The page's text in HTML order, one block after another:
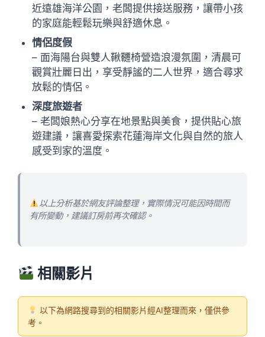
近遠雄海洋公園，老闆提供接送服務，讓帶小孩
的家庭能輕鬆玩樂與舒適休息。
情侶度假
– 面海陽台與雙人鞦韆椅營造浪漫氛圍，清晨可
觀賞壯麗日出，享受靜謐的二人世界，適合尋求
放鬆的情侶。
深度旅遊者
– 老闆娘熱心分享在地景點與美食，提供貼心旅
遊建議，讓喜愛探索花蓮海岸文化與自然的旅人
感受到家的溫度。
以上分析基於網友評論整理，實際情況可能因時間而
有所變動，建議訂房前再次確認。
相關影片
以下為網路搜尋到的相關影片經AI整理而來，僅供參
考。